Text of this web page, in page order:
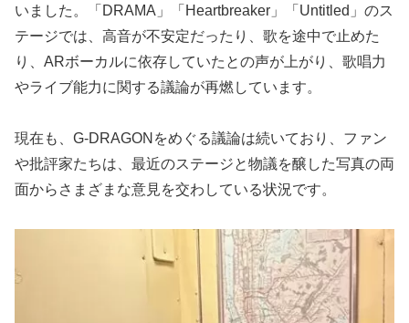
いました。「DRAMA」「Heartbreaker」「Untitled」のス
テージでは、高音が不安定だったり、歌を途中で止めた
り、ARボーカルに依存していたとの声が上がり、歌唱力
やライブ能力に関する議論が再燃しています。
現在も、G-DRAGONをめぐる議論は続いており、ファン
や批評家たちは、最近のステージと物議を醸した写真の両
面からさまざまな意見を交わしている状況です。